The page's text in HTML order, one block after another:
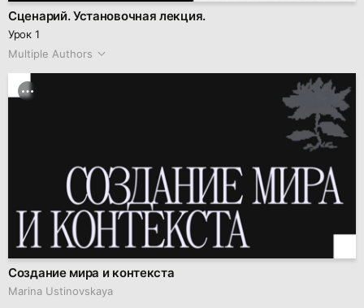
Сценарий. Установочная лекция.
Урок 1
Multiple Authors
Создание мира и контекста
Marina Ustinovskaya